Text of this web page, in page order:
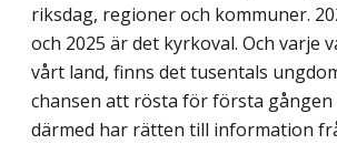
riksdag, regioner och kommuner.
och 2025 är det kyrkoval. Och varje
vårt land, finns det tusen­tals
chansen att rösta för första gången
därmed har rätten till information